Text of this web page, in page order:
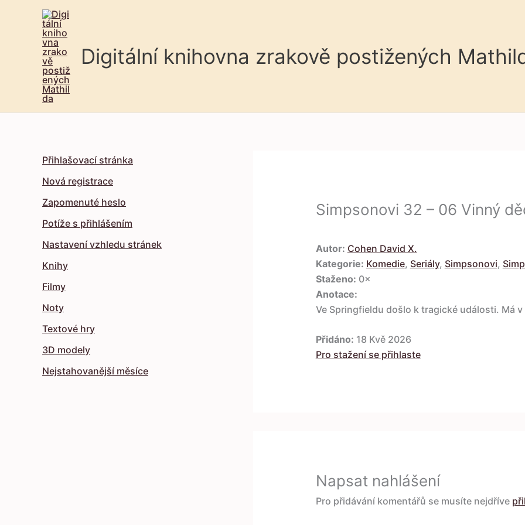
Digitální knihovna zrakově postižených
Přihlašovací stránka
Nová registrace
Zapomenuté heslo
Potíže s přihlášením
Nastavení vzhledu stránek
Knihy
Filmy
Noty
Textové hry
3D modely
Nejstahovanější měsíce
Simpsonovi 32 – 06 Vinný
Autor: Cohen David X.
Kategorie: Komedie, Seriály, Simpsonovi,
Staženo: 0×
Anotace:
Ve Springfieldu došlo k tragické události. Má
Přidáno: 18 Kvě 2026
Pro stažení se přihlaste
Napsat nahlášení
Pro přidávání komentářů se musíte nejdříve